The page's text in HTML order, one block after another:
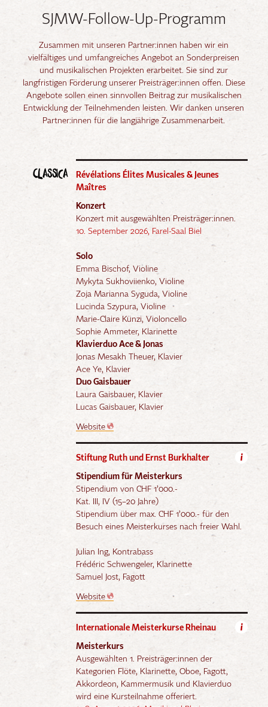
SJMW-Follow-Up-Programm
Zusammen mit unseren Partner:innen haben wir ein
vielfältiges und umfangreiches Angebot an Sonderpreisen
und musikalischen Projekten erarbeitet. Sie sind zur
langfristigen Förderung unserer Preisträger:innen offen. Diese
Angebote sollen einen sinnvollen Beitrag zur musikalischen
Entwicklung der Teilnehmenden leisten. Wir danken unseren
Partner:innen für die langjährige Zusammenarbeit.
Classica
Révélations Élites Musicales & Jeunes
Maîtres
Konzert
Konzert mit ausgewählten Preisträger:innen.
10. September 2026, Farel-Saal Biel
Solo
Emma Bischof, Violine
Mykyta Sukhoviienko, Violine
Zoja Marianna Syguda, Violine
Lucinda Szypura, Violine
Marie-Claire Künzi, Violoncello
Sophie Ammeter, Klarinette
Klavierduo Ace & Jonas
Jonas Mesakh Theuer, Klavier
Ace Ye, Klavier
Duo Gaisbauer
Laura Gaisbauer, Klavier
Lucas Gaisbauer, Klavier
Website
Stiftung Ruth und Ernst Burkhalter
Stipendium für Meisterkurs
Stipendium von CHF 1’000.-
Kat. III, IV (15–20 Jahre)
Stipendium über max. CHF 1’000.- für den
Besuch eines Meisterkurses nach freier Wahl.
Julian Ing, Kontrabass
Frédéric Schwengeler, Klarinette
Samuel Jost, Fagott
Website
i
Internationale Meisterkurse Rheinau
Meisterkurs
Ausgewählten 1. Preisträger:innen der
Kategorien Flöte, Klarinette, Oboe, Fagott,
Akkordeon, Kammermusik und Klavierduo
wird eine Kursteilnahme offeriert.
i